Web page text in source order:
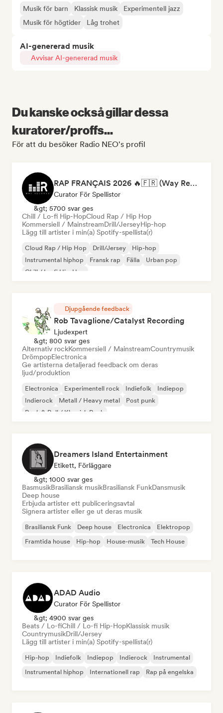
Musik för barn Klassisk musik
Experimentell jazz
Musik för högtider
Låg trohet
AI-genererad musik
Avvisar AI-genererad musik
Du kanske också gillar dessa
kuratorer/proffs...
För att du besöker Radio NEO's profil
RAP FRANÇAIS 2026 🔥🇫🇷 (Way Records)
Curator För Spellistor
&gt; 5700 svar ges
Chill / Lo-fi Hip-HopCloud Rap / Hip Hop
Kommersiell / MainstreamDrill/JerseyHip-hop
Lägg till artister i min(a) Spotify-spellista(r)
Cloud Rap / Hip Hop Drill/Jersey
Hip-hop
Instrumental hiphop
Fransk rap Fälla
Urban pop
Chill / Lo-fi Hip-Hop
Djupgående feedback
Rob Tavaglione/Catalyst Recording
Ljudexpert
&gt; 800 svar ges
Alternativ rockKommersiell / MainstreamCountrymusik
DrömpopElectronica
Ge artisterna detaljerad feedback om deras
ljud/produktion
Electronica Experimentell rock Indiefolk
Indiepop
Indierock
Metall / Heavy metal
Post punk
Rock & Roll / Klassisk Rock
Dreamers Island Entertainment
Etikett, Förläggare
&gt; 1000 svar ges
BasmusikBrasiliansk musikBrasiliansk FunkDansmusik
Deep house
Erbjuda artister ett publiceringsavtal
Signera artister eller ge ut deras musik
Brasiliansk Funk Deep house Electronica
Elektropop
Framtida house
Hip-hop House-musik Tech House
ADAD Audio
Curator För Spellistor
&gt; 4900 svar ges
Beats / Lo-fiChill / Lo-fi Hip-HopKlassisk musik
CountrymusikDrill/Jersey
Lägg till artister i min(a) Spotify-spellista(r)
Hip-hop Indiefolk Indiepop Indierock
Instrumental
Instrumental hiphop
Internationell rap Rap på engelska